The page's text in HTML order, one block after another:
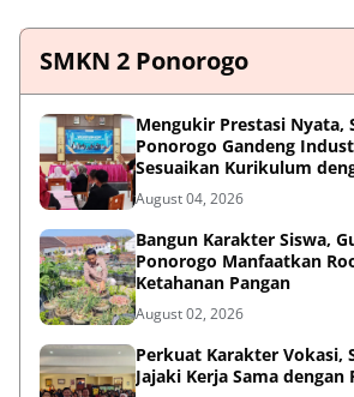
SMKN 2 Ponorogo
Mengukir Prestasi Nyata,
Ponorogo Gandeng
Sesuaikan Kurikulum
Dunia Kerja
August 04, 2026
Bangun Karakter Siswa,
Ponorogo Manfaatkan
Ketahanan Pangan
August 02, 2026
Perkuat Karakter Vokasi,
Jajaki Kerja Sama dengan